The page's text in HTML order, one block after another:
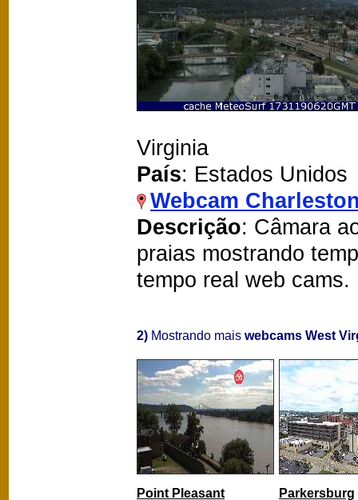
Virginia
País: Estados Unidos
Webcam
Descrição: Câmara
praias mostrando
tempo real web cams.
2) Mostrando mais webcams West
Point Pleasant Parkersburg